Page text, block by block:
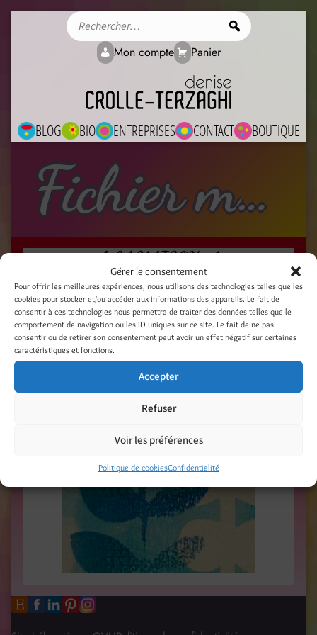
Gérer le consentement
Pour offrir les meilleures expériences, nous utilisons des technologies telles que les
cookies pour stocker et/ou accéder aux informations des appareils. Le fait de
consentir à ces technologies nous permettra de traiter des données telles que le
comportement de navigation ou les ID uniques sur ce site. Le fait de ne pas
consentir ou de retirer son consentement peut avoir un effet négatif sur certaines
caractéristiques et fonctions.
Accepter
Refuser
Voir les préférences
Politique de cookiesConfidentialité
BLOG BIO ENTREPRISES CONTACT BOUTIQUE
Mon compte Panier
Fichier média
A LA MAISON_1
10 avril 2024